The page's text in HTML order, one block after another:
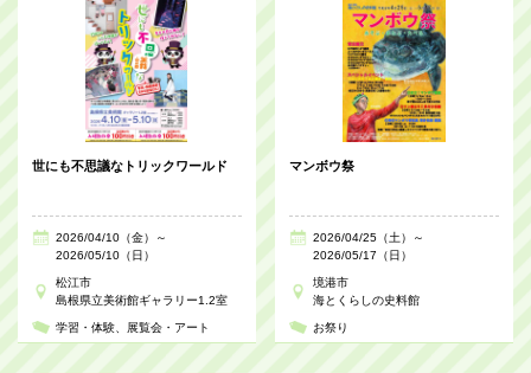
世にも不思議なトリックワールド
2026/04/10（金）～
2026/05/10（日）
松江市
島根県立美術館ギャラリー1.2室
学習・体験 展覧会・アート
マンボウ祭
2026/04/25（土）～
2026/05/17（日）
境港市
海とくらしの史料館
お祭り